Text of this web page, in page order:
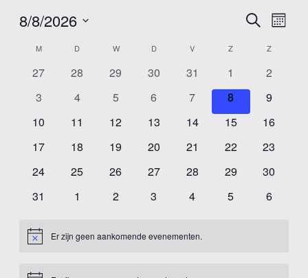
Zoeken
ZoekenMaand
8/8/2026
een
datum.
Kalender
van
Evenementen
M MAANDAG
D DINSDAGW WOENSDAG
DDONDERDAG
V Z ZATERDAG
ZZONDAG
0
27
0
28
0
29
0
evenementen
30
0
evenementen
31
0
evenementen
1
0
2
0
3
0
4
0
5
0
evenementen
6
0
evenementen
7
0
evenementen
8
0
9
0
10
0
11
0
12
0
13
0
14
0
15
0
16
0
17
0
18
0
19
0
20
0
21
0
22
0
23
0
24
0
25
0
26
0
27
0
28
0
29
0
30
0
31
0
1
0
2
0
3
0
4
0
5
0
6
BerichtEr zijn geen aankomende evenementen.